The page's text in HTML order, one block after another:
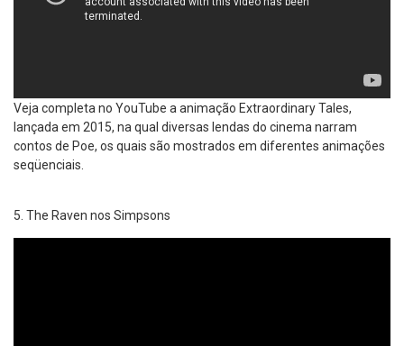
Veja completa no YouTube a animação Extraordinary Tales,
lançada em 2015, na qual diversas lendas do cinema narram
contos de Poe, os quais são mostrados em diferentes animações
seqüenciais.
The Raven nos Simpsons